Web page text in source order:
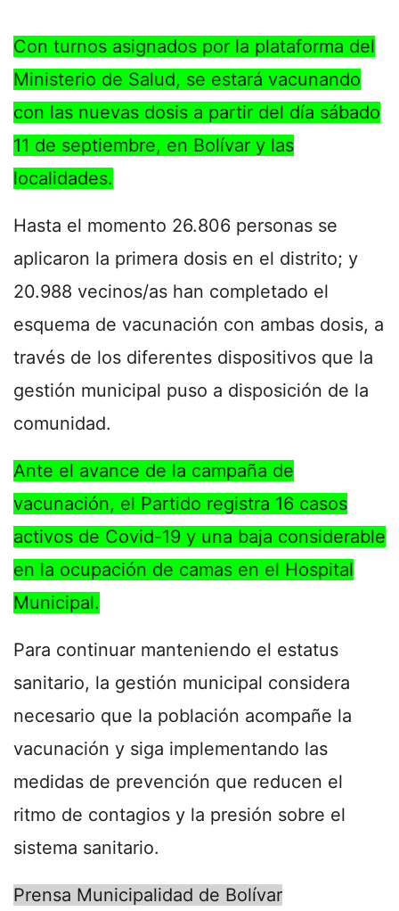
Con turnos asignados por la plataforma del
Ministerio de Salud, se estará vacunando
con las nuevas dosis a partir del día sábado
11 de septiembre, en Bolívar y las
localidades.
Hasta el momento 26.806 personas se
aplicaron la primera dosis en el distrito; y
20.988 vecinos/as han completado el
esquema de vacunación con ambas dosis, a
través de los diferentes dispositivos que la
gestión municipal puso a disposición de la
comunidad.
Ante el avance de la campaña de
vacunación, el Partido registra 16 casos
activos de Covid-19 y una baja considerable
en la ocupación de camas en el Hospital
Municipal.
Para continuar manteniendo el estatus
sanitario, la gestión municipal considera
necesario que la población acompañe la
vacunación y siga implementando las
medidas de prevención que reducen el
ritmo de contagios y la presión sobre el
sistema sanitario.
Prensa Municipalidad de Bolívar